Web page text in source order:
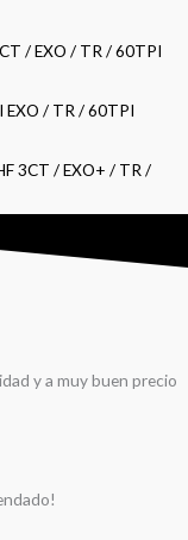
/ EXO / TR / 60TPI
EXO / TR / 60TPI
3CT / EXO+ / TR /
y a muy buen precio